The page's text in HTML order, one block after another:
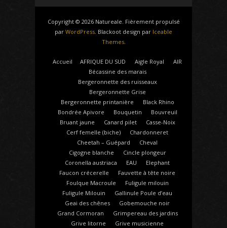
Copyright © 2026 Natureale. Fièrement propulsé
par WordPress. Blackoot design par Iceable
Themes.
Accueil AFRIQUE DU SUD Aigle Royal
AIR
Bécassine des marais
Bergeronnette des ruisseaux
Bergeronnette Grise
Bergeronnette printanière
Black Rhino
Bondrée Apivore
Bouquetin
Bouvreuil
Bruant jaune
Canard pilet
Casse-Noix
Cerf femelle (biche)
Chardonneret
Cheetah – Guépard
Cheval
Cigogne blanche
Cincle plongeur
Coronella austriaca
EAU
Elephant
Faucon crécerelle
Fauvette à tête noire
Foulque Macroule
Fuligule milouin
Fuligule Milouin
Gallinule Poule d’eau
Geai des chênes
Gobemouche noir
Grand Cormoran
Grimpereau des jardins
Grive litorne
Grive musicienne